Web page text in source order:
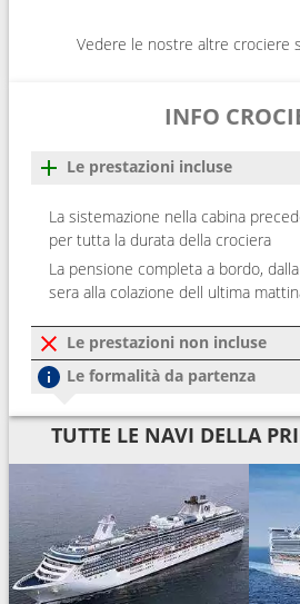
Vedere le nostre altre crociere
INFO
Le prestazioni incluse
La sistemazione nella cabina
per tutta la durata della crociera
La pensione completa a bordo,
sera alla colazione dell ultima
Le prestazioni non incluse
Le formalità da partenza
TUTTE LE NAVI DELLA